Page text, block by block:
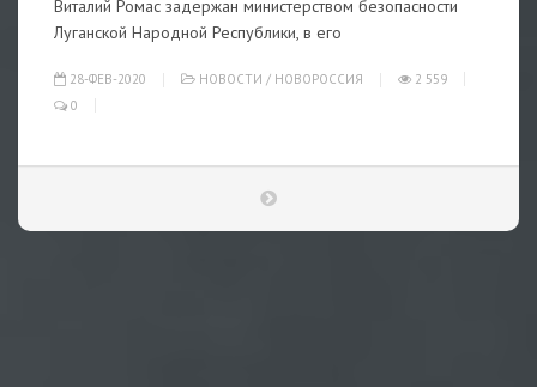
Виталий Ромас задержан министерством безопасности
Луганской Народной Республики, в его
28-ФЕВ-2020 НОВОСТИ / НОВОРОССИЯ
2 559
0